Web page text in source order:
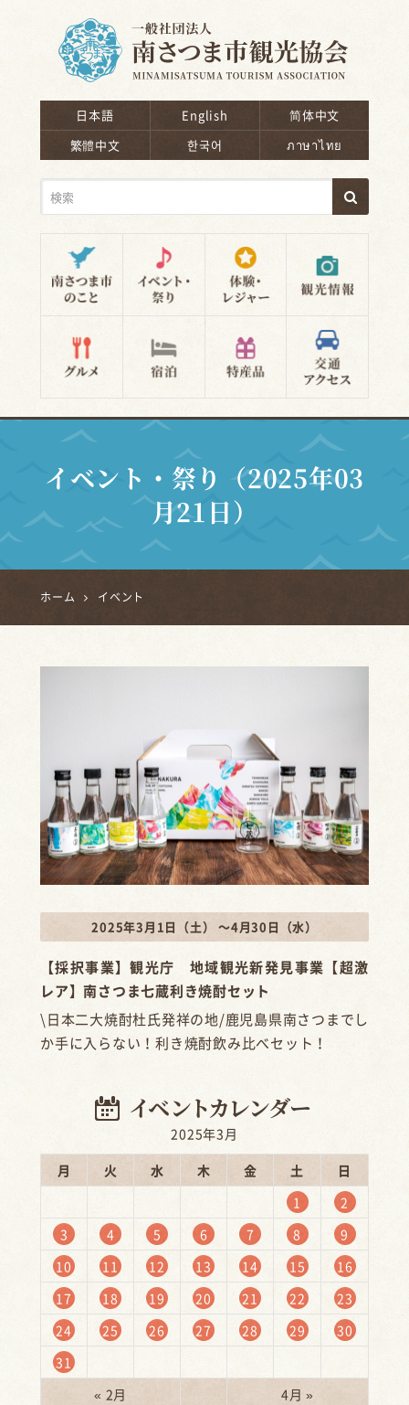
日本語 English
简体中文
繁體中文
한국어 ภาษาไทย
イベント・祭り（2025年03
月21日）
ホーム イベント
2025年3月1日（土） ～4月30日（水）
【採択事業】観光庁 地域観光新発見事業【超激
レア】南さつま七蔵利き焼酎セット
\日本二大焼酎杜氏発祥の地/鹿児島県南さつまでし
か手に入らない！利き焼酎飲み比べセット！
2025年3月
月
火 水 木 金 土
日
1
2
3
4 5 6 7 8
9
10
11 12 13 14 15
16
17
18 19 20 21 22
23
24
25 26 27 28 29
30
31
« 2月
4月 »